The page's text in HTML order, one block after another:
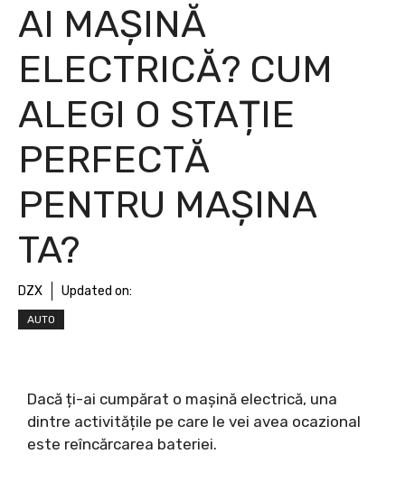
AI MAȘINĂ
ELECTRICĂ? CUM
ALEGI O STAȚIE
PERFECTĂ
PENTRU MAȘINA
TA?
DZX Updated on:
AUTO
Dacă ți-ai cumpărat o mașină electrică, una
dintre activitățile pe care le vei avea ocazional
este reîncărcarea bateriei.